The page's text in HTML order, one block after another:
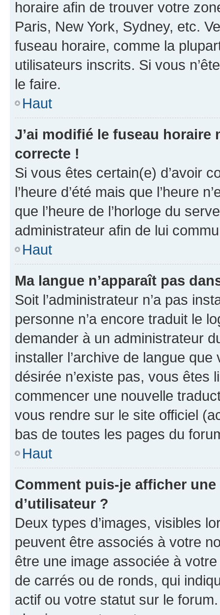
horaire afin de trouver votre
Paris, New York, Sydney, etc.
fuseau horaire, comme la
utilisateurs inscrits. Si vous
le faire.
Haut
J’ai modifié le fuseau horaire
correcte !
Si vous êtes certain(e) d’avoir
l’heure d’été mais que l’heure
que l’heure de l’horloge du
administrateur afin de lui
Haut
Ma langue n’apparaît pas
Soit l’administrateur n’a pas
personne n’a encore traduit le
demander à un administrateur
installer l’archive de langue
désirée n’existe pas, vous êtes
commencer une nouvelle
vous rendre sur le site officiel
bas de toutes les pages du
Haut
Comment puis-je afficher
d’utilisateur ?
Deux types d’images, visibles
peuvent être associés à votre
être une image associée à
de carrés ou de ronds, qui
actif ou votre statut sur le